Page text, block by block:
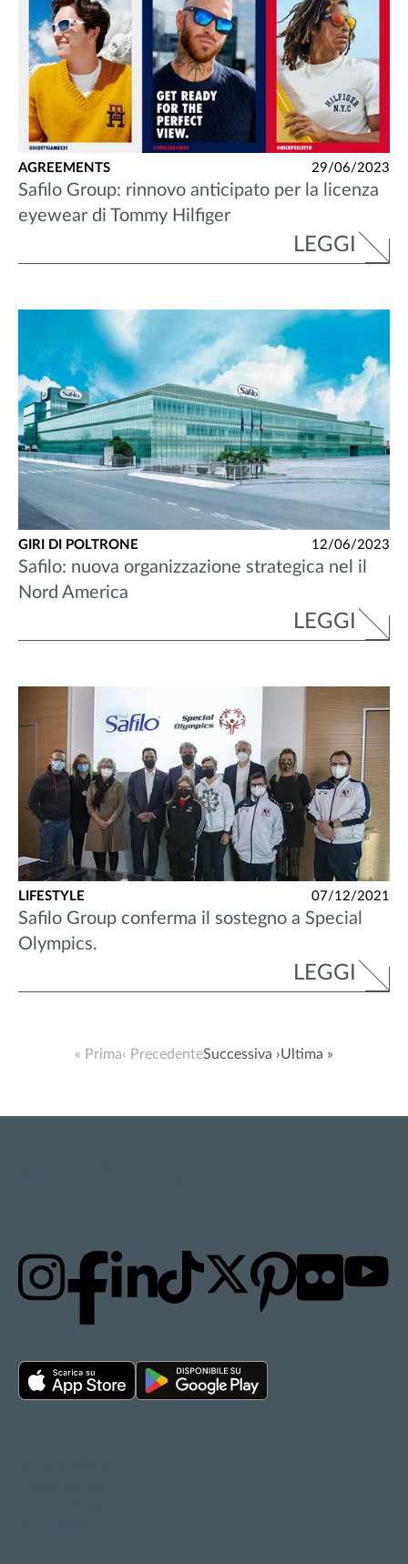
AGREEMENTS 29/06/2023
Safilo Group: rinnovo anticipato per la licenza
eyewear di Tommy Hilfiger
LEGGI
GIRI DI POLTRONE 12/06/2023
Safilo: nuova organizzazione strategica nel il
Nord America
LEGGI
LIFESTYLE 07/12/2021
Safilo Group conferma il sostegno a Special
Olympics.
LEGGI
« Prima‹ PrecedenteSuccessiva ›Ultima »